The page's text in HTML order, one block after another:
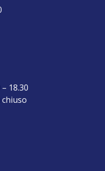
18.30
chiuso